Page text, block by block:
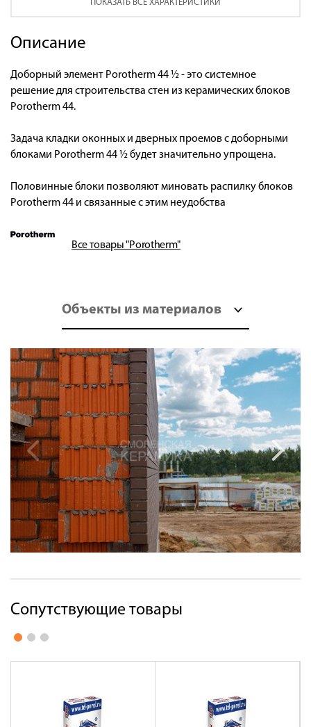
ПОКАЗАТЬ ВСЕ ХАРАКТЕРИСТИКИ
Описание
Доборный элемент Porotherm 44 ½ - это системное
решение для строительства стен из керамических блоков
Porotherm 44.
Задача кладки оконных и дверных проемов с доборными
блоками Porotherm 44 ½ будет значительно упрощена.
Половинные блоки позволяют миновать распилку блоков
Porotherm 44 и связанные с этим неудобства
Все товары "Porotherm"
Объекты из материалов
Сопутствующие товары